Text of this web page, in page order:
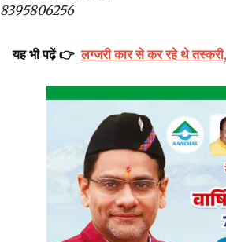
8395806256
यह भी पढ़ें 👉 लग्जरी कार से कर रहे थे